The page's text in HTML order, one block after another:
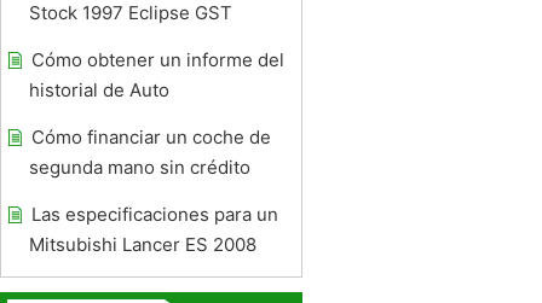
Stock 1997 Eclipse GST
Cómo obtener un informe del
historial de Auto
Cómo financiar un coche de
segunda mano sin crédito
Las especificaciones para un
Mitsubishi Lancer ES 2008